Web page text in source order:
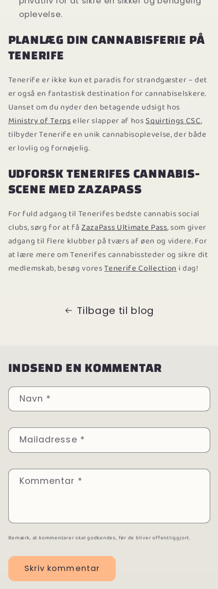
oplevelse.
PLANLÆG DIN CANNABISFERIE PÅ
TENERIFE
Tenerife er ikke kun et paradis for strandgæster – det
er også en fantastisk destination for cannabiselskere.
Uanset om du nyder den betagende udsigt hos
Ministry of Terpseller slapper af hosSquirtings CSC,
tilbyder Tenerife en unik cannabisoplevelse, der både
er lovlig og fornøjelig.
UDFORSK TENERIFES CANNABIS-
SCENE MED ZAZAPASS
For fuld adgang til Tenerifes bedste cannabis social
clubs, sørg for at fåZazaPass Ultimate Pass, som giver
adgang til flere klubber på tværs af øen og videre. For
at lære mere om Tenerifes cannabissteder og sikre dit
medlemskab, besøg voresTenerife Collectioni dag!
Tilbage til blog
INDSEND EN KOMMENTAR
Navn *
Mailadresse *
Kommentar *
Bemærk, at kommentarer skal godkendes, før de bliver offentliggjort.